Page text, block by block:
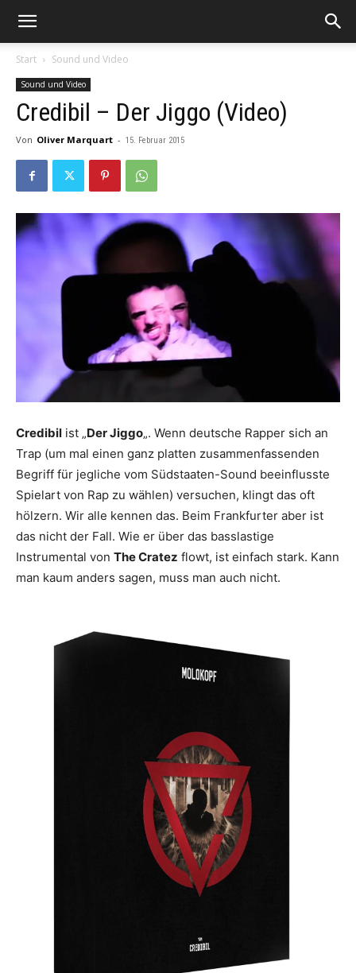
Start Sound und Video
Sound und Video
Credibil – Der Jiggo (Video)
Von Oliver Marquart - 15. Februar 2015
Credibil ist „Der Jiggo„. Wenn deutsche Rapper sich an
Trap (um mal einen ganz platten zusammenfassenden
Begriff für jegliche vom Südstaaten-Sound beeinflusste
Spielart von Rap zu wählen) versuchen, klingt das oft
hölzern. Wir alle kennen das. Beim Frankfurter aber ist
das nicht der Fall. Wie er über das basslastige
Instrumental von The Cratez flowt, ist einfach stark. Kann
man kaum anders sagen, muss man auch nicht.